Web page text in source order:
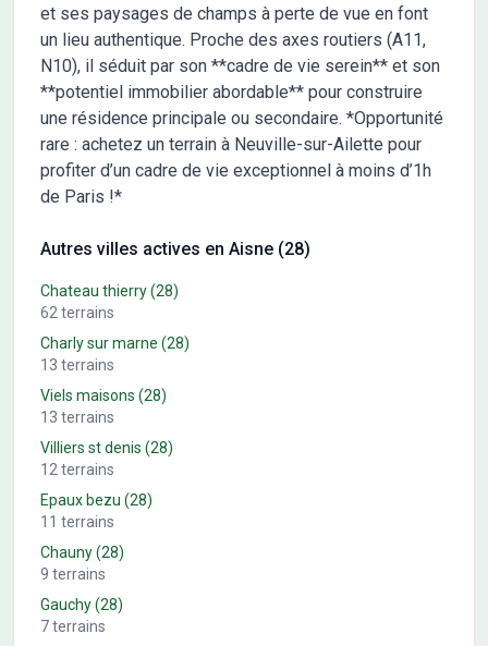
et ses paysages de champs à perte de vue en font
un lieu authentique. Proche des axes routiers (A11,
N10), il séduit par son **cadre de vie serein** et son
**potentiel immobilier abordable** pour construire
une résidence principale ou secondaire. *Opportunité
rare : achetez un terrain à Neuville-sur-Ailette pour
profiter d’un cadre de vie exceptionnel à moins d’1h
de Paris !*
Autres villes actives en Aisne (28)
Chateau thierry(28)
62 terrains
Charly sur marne (28)
13 terrains
Viels maisons (28)
13 terrains
Villiers st denis (28)
12 terrains
Epaux bezu (28)
11 terrains
Chauny(28)
9 terrains
Gauchy(28)
7terrains